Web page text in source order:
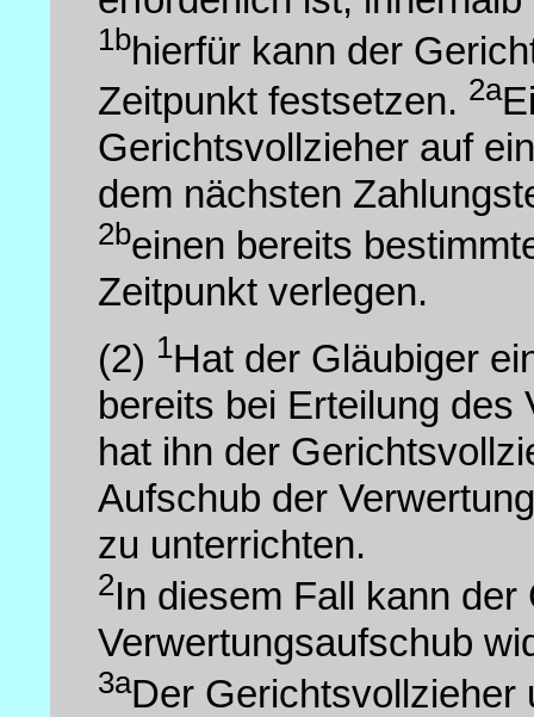
1bhierfür kann der
Zeitpunkt festsetzen. 2a
Gerichtsvollzieher auf
dem nächsten
2beinen bereits
Zeitpunkt verlegen.
(2) 1Hat der Gläubiger
bereits bei Erteilung
hat ihn der
Aufschub der
zu unterrichten.
2In diesem Fall kann der
Verwertungsaufschub
3aDer Gerichtsvollzieher